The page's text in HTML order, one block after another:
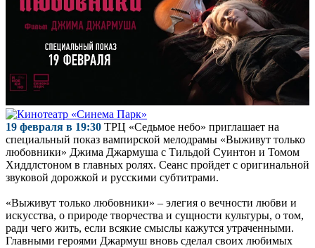
19 февраля в 19:30 ТРЦ «Седьмое небо» приглашает на
специальный показ вампирской мелодрамы «Выживут только
любовники» Джима Джармуша с Тильдой Суинтон и Томом
Хиддлстоном в главных ролях. Сеанс пройдет с оригинальной
звуковой дорожкой и русскими субтитрами.
«Выживут только любовники» – элегия о вечности любви и
искусства, о природе творчества и сущности культуры, о том,
ради чего жить, если всякие смыслы кажутся утраченными.
Главными героями Джармуш вновь сделал своих любимых